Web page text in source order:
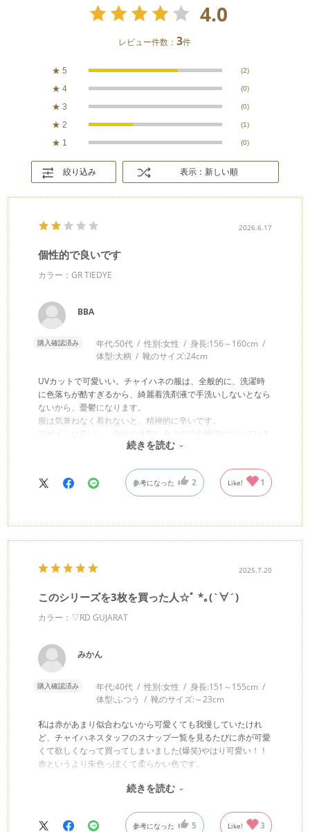
4.0
レビュー件数：3件
★ 5 (2)
★ 4 (0)
★ 3 (0)
★ 2 (1)
★ 1 (0)
絞り込み 表示：新しい順
2026.6.17
個性的で良いです
カラー：GR TIEDYE
BBA
購入確認済み 年代:50代 性別:女性 身長:156～160cm
体型:大柄 靴のサイズ:24cm
UVカットで可愛いい。チャイハネの服は、全般的に、洗濯時
に色落ちが酷すぎるから、綺麗着洗剤液で手洗いしないとなら
ないから、憂鬱になります。
服は気兼ねなく着れないと、精神的に辛いです。
デザインは良いし、自分の体型に合うのでお世話になっていま
すが、色落ちだけが不満足なので、星は２つです
続きを読む
参考になった 2 Like! 1
2025.7.20
このシリーズを3枚を買った人☆ﾟ︎ *｡(`∀︎´)
カラー：▽RD GUJARAT
みかん
購入確認済み 年代:40代 性別:女性 身長:151～155cm
体型:ふつう 靴のサイズ:～23cm
私は赤があまり似合わないから可愛くても我慢していたけれ
ど、チャイハネスタッフのスナップ一覧を見るたびに赤が可愛
くて欲しくなって買ってしまいました(爆笑)やはり可愛い！！
赤というより朱色っぽくて柔らかい色です。
↑こちらのシリーズは4色ではなくて、5色でした♪
続きを読む
参考になった 5 Like! 3